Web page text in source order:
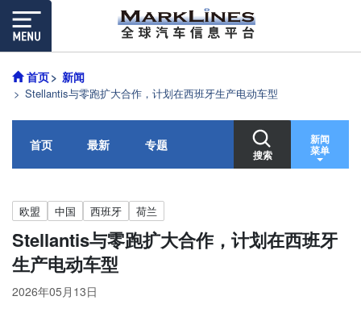
首页 新闻
Stellantis与零跑扩大合作，计划在西班牙生产电动车型
首页 最新 专题
搜索
新闻
菜单
欧盟 中国 西班牙 荷兰
Stellantis与零跑扩大合作，计划在西班牙
生产电动车型
2026年05月13日